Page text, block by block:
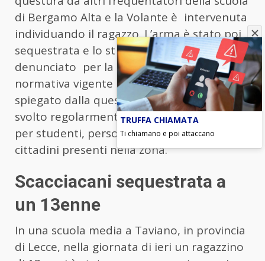
di Bergamo Alta e la Volante è intervenuta
individuando il ragazzo. L’arma è stato poi
sequestrata e lo studente è stato
denunciato per la violazione della
normativa vigente in materia di armi. Come
spiegato dalla questura, l’intervento si è
svolto regolarmente e senza alcuna criticità
per studenti, personale scolastico o
cittadini presenti nella zona.
Scacciacani sequestrata a
un 13enne
In una scuola media a Taviano, in provincia
di Lecce, nella giornata di ieri un ragazzino
TRUFFA CHIAMATA
Ti chiamano e poi attaccano